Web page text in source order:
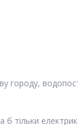
городу,
б тільки